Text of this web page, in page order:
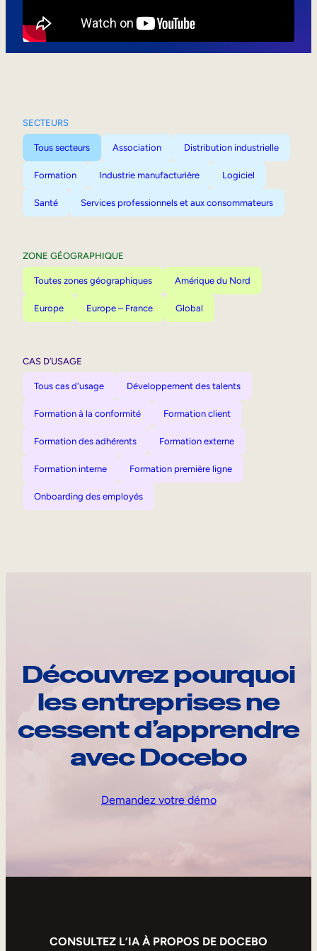
SECTEURS
Tous secteurs Association Distribution industrielle
Formation Industrie manufacturière Logiciel
Santé Services professionnels et aux consommateurs
ZONE GÉOGRAPHIQUE
Toutes zones géographiques Amérique du Nord
Europe Europe – France Global
CAS D’USAGE
Tous cas d'usage Développement des talents
Formation à la conformité Formation client
Formation des adhérents Formation externe
Formation interne Formation première ligne
Onboarding des employés
Découvrez pourquoi
les entreprises ne
cessent d’apprendre
avec Docebo
Demandez votre démo
CONSULTEZ L’IA À PROPOS DE DOCEBO